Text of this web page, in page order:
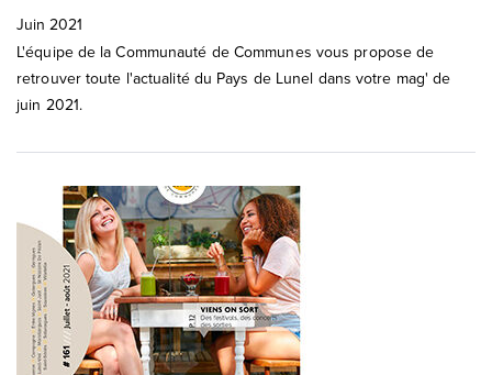
Juin 2021
L'équipe de la Communauté de Communes vous propose de
retrouver toute l'actualité du Pays de Lunel dans votre mag' de
juin 2021.